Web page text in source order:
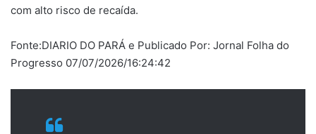
com alto risco de recaída.
Fonte:DIARIO DO PARÁ e Publicado Por: Jornal Folha do
Progresso 07/07/2026/16:24:42